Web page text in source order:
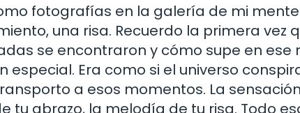
fotografías en la galería de mi
una risa. Recuerdo la primera vez
se encontraron y cómo supe en
especial. Era como si el universo
a esos momentos. La
tu abrazo, la melodía de tu risa. Todo